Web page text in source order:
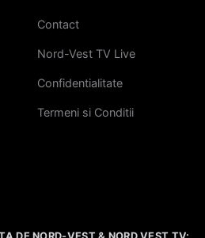
Contact
Nord-Vest TV Live
Confidentialitate
Termeni si Conditii